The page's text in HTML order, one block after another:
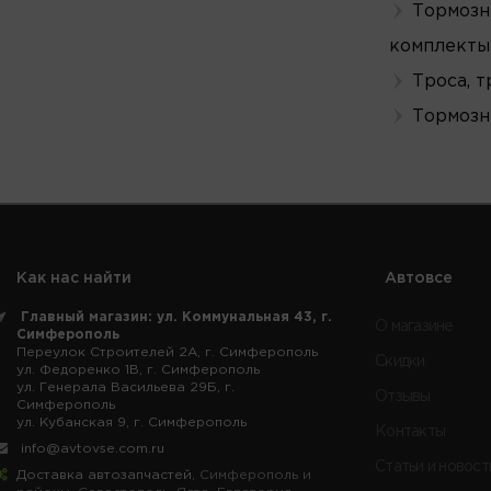
комплекты
Троса,
Как нас найти
Главный магазин: ул. Коммунальная 43, г.
Симферополь
Переулок Строителей 2А, г. Симферополь
ул. Федоренко 1В, г. Симферополь
ул. Генерала Васильева 29Б, г.
Симферополь
ул. Кубанская 9, г. Симферополь
info@avtovse.com.ru
Доставка автозапчастей , Симферополь и
Автовсе